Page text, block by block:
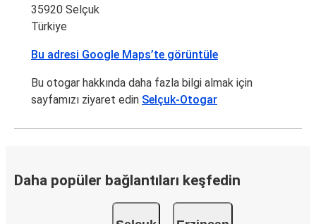
35920 Selçuk
Türkiye
Bu adresi Google Maps’te görüntüle
Bu otogar hakkında daha fazla bilgi almak için
sayfamızı ziyaret edin Selçuk-Otogar
Daha popüler bağlantıları keşfedin